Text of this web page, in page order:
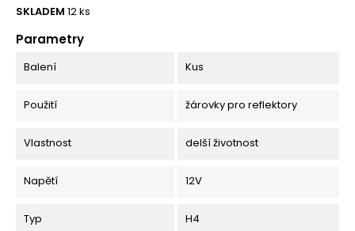
SKLADEM 12 ks
Parametry
Balení Kus
Použití žárovky pro reflektory
Vlastnost delší životnost
Napětí 12V
Typ H4